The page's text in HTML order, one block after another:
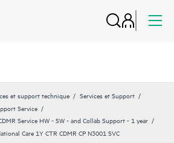
et support technique
Services et Support
Service
Service HW - SW - and Collab Support - 1 year
Care 1Y CTR CDMR CP N3001 SVC